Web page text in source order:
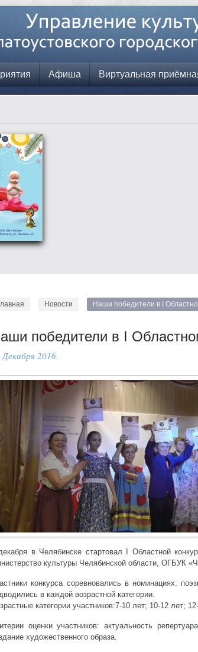
Афиша Виртуальная
Новости Наши победители в I
победители в I
2016.
в Челябинске стартовал I Областной
культуры Челябинской области, ОГБУК
конкурса соревновались в номинациях:
в каждой возрастной категории.
категории участников:7-10 лет; 10-12 лет;
оценки участников: актуальность
художественного образа.